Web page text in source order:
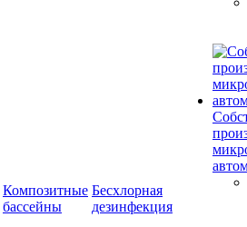
Композитные
бассейны
Бесхлорная
дезинфекция